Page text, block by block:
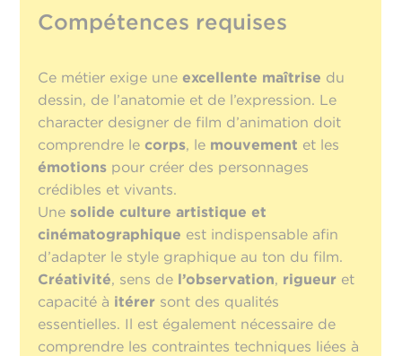
Compétences requises
Ce métier exige uneexcellente maîtrise du
dessin, de l’anatomie et de l’expression. Le
character designer de film d’animation doit
comprendre lecorps, le mouvement et les
émotions pour créer des personnages
crédibles et vivants.
Unesolide culture artistique et
cinématographique est indispensable afin
d’adapter le style graphique au ton du film.
Créativité, sens de l’observation, rigueur et
capacité à itérer sont des qualités
essentielles. Il est également nécessaire de
comprendre les contraintes techniques liées à